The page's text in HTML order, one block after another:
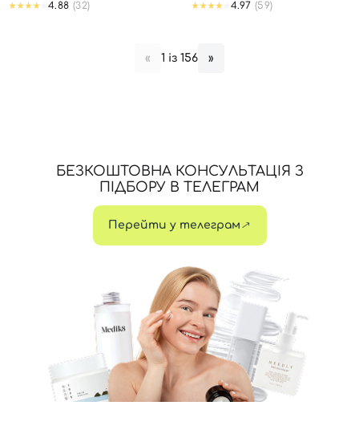
4.88 (32)
4.97 (59)
« 1 із 156 »
БЕЗКОШТОВНА КОНСУЛЬТАЦІЯ З
ПІДБОРУ В ТЕЛЕГРАМ
Перейти у телеграм